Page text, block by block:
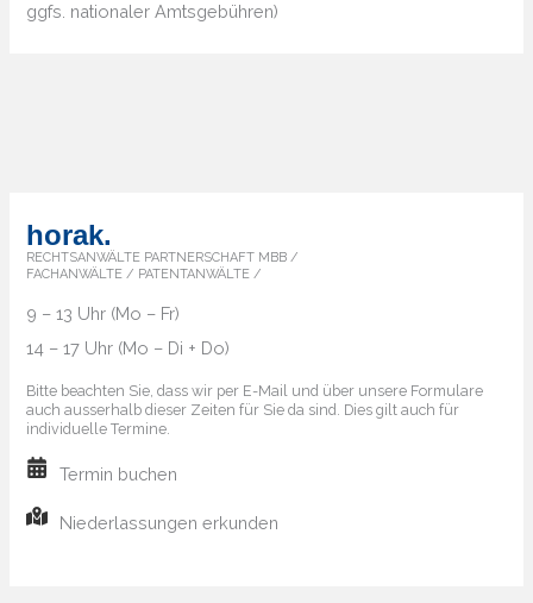
ggfs. nationaler Amtsgebühren)
horak.
RECHTSANWÄLTE PARTNERSCHAFT MBB /
FACHANWÄLTE / PATENTANWÄLTE /
9 – 13 Uhr (Mo – Fr)
14 – 17 Uhr (Mo – Di + Do)
Bitte beachten Sie, dass wir per E-Mail und über unsere Formulare
auch ausserhalb dieser Zeiten für Sie da sind. Dies gilt auch für
individuelle Termine.
Termin buchen
Niederlassungen erkunden